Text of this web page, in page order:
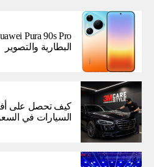
البطارية والتصوير
كيف تحصل على
السيارات في